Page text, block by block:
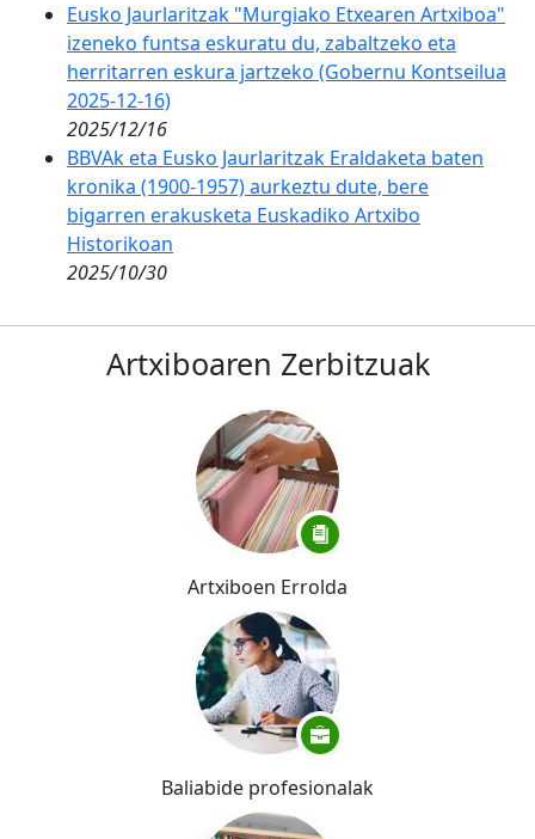
Eusko Jaurlaritzak "Murgiako Etxearen Artxiboa"
izeneko funtsa eskuratu du, zabaltzeko eta
herritarren eskura jartzeko (Gobernu Kontseilua
2025-12-16)
2025/12/16
BBVAk eta Eusko Jaurlaritzak Eraldaketa baten
kronika (1900-1957) aurkeztu dute, bere
bigarren erakusketa Euskadiko Artxibo
Historikoan
2025/10/30
Artxiboaren Zerbitzuak
Artxiboen Errolda
Baliabide profesionalak